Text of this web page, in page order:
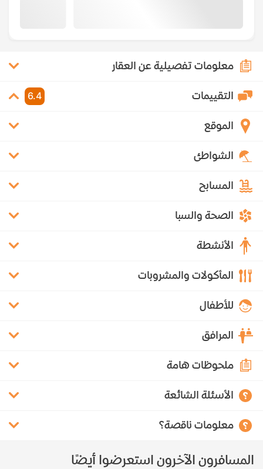
معلومات تفصيلية عن العقار
التقييمات 6.4
الموقع
الشواطئ
المسابح
الصحة والسبا
الأنشطة
المأكولات والمشروبات
للأطفال
المرافق
ملحوظات هامة
الأسئلة الشائعة
معلومات ناقصة؟
المسافرون الآخرون استعرضوا أيضًا